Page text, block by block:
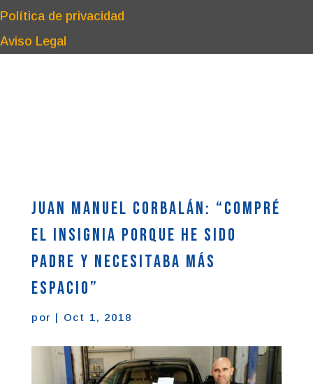
Política de privacidad
Aviso Legal
Juan Manuel Corbalán: “Compré
el Insignia porque he sido
padre y necesitaba más
espacio”
por | Oct 1, 2018